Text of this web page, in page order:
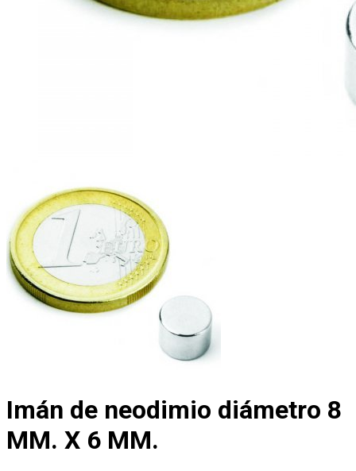
Imán de neodimio diámetro 8
MM. X 6 MM.